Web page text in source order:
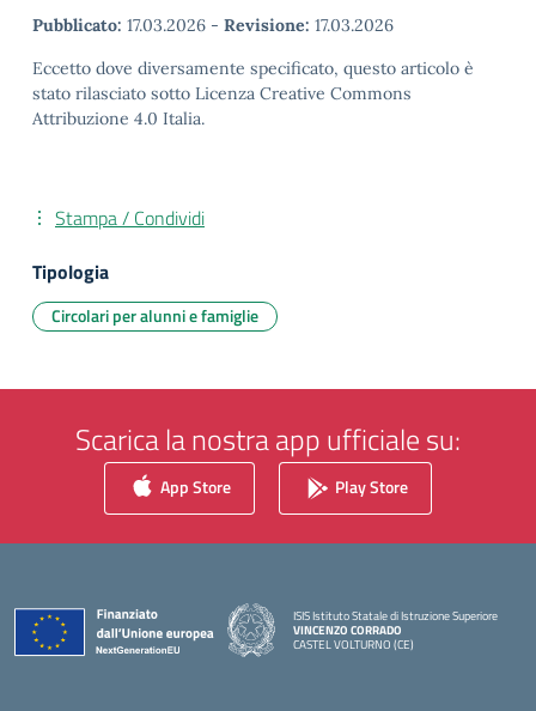
Pubblicato: 17.03.2026 - Revisione: 17.03.2026
Eccetto dove diversamente specificato, questo articolo è
stato rilasciato sotto Licenza Creative Commons
Attribuzione 4.0 Italia.
Stampa / Condividi
Tipologia
Circolari per alunni e famiglie
Scarica la nostra app ufficiale su:
App Store Play Store
ISIS Istituto Statale di Istruzione Superiore
VINCENZO CORRADO
CASTEL VOLTURNO (CE)